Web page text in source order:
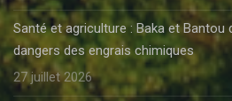
Santé et agriculture : Baka et
dangers des engrais chimiques
27 juillet 2026